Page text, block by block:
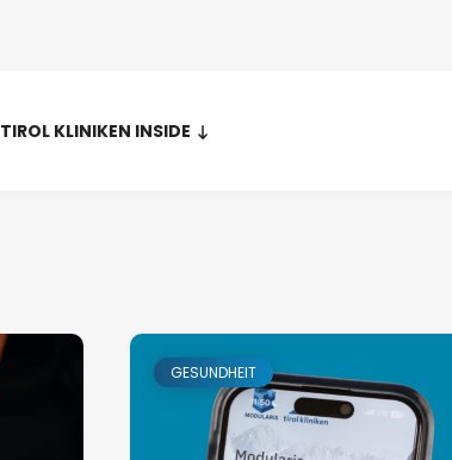
TIROL KLINIKEN INSIDE
GESUNDHEIT